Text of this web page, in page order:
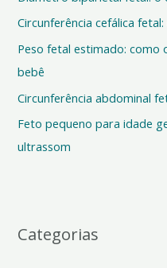
s
a
r
p
o
r
:
Circunferência cefálica
Peso fetal estimado: como
bebê
Circunferência abdominal
Feto pequeno para idade
ultrassom
Categorias